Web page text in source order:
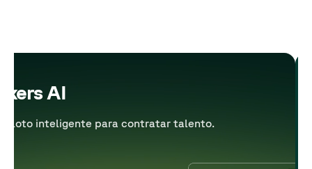
AI
inteligente para contratar talento.